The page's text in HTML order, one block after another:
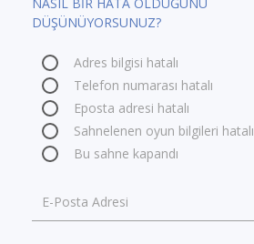
DÜŞÜNÜYORSUNUZ?
Adres bilgisi hatalı
Telefon numarası hatalı
Eposta adresi hatalı
Sahnelenen oyun bilgileri hatalı
Bu sahne kapandı
E-Posta Adresi